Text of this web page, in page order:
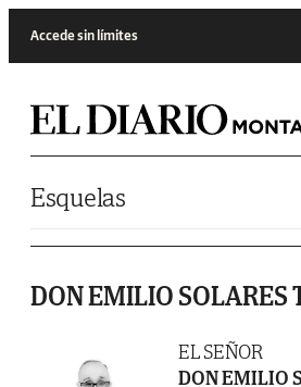
Accede sin límites
Esquelas
DON EMILIO SOLARES
EL SEÑOR
DON EMILIO